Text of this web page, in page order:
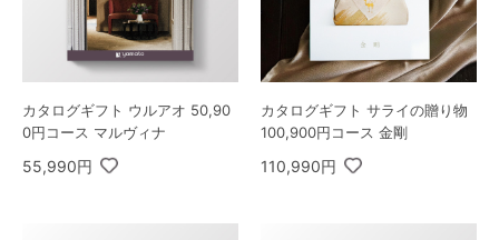
カタログギフト ウルアオ 50,90
0円コース マルヴィナ
55,990円
カタログギフト サライの贈り物
100,900円コース 金剛
110,990円